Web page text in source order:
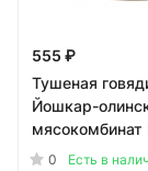
555 ₽
Тушеная
Йошкар-
325 гр
0
Есть в